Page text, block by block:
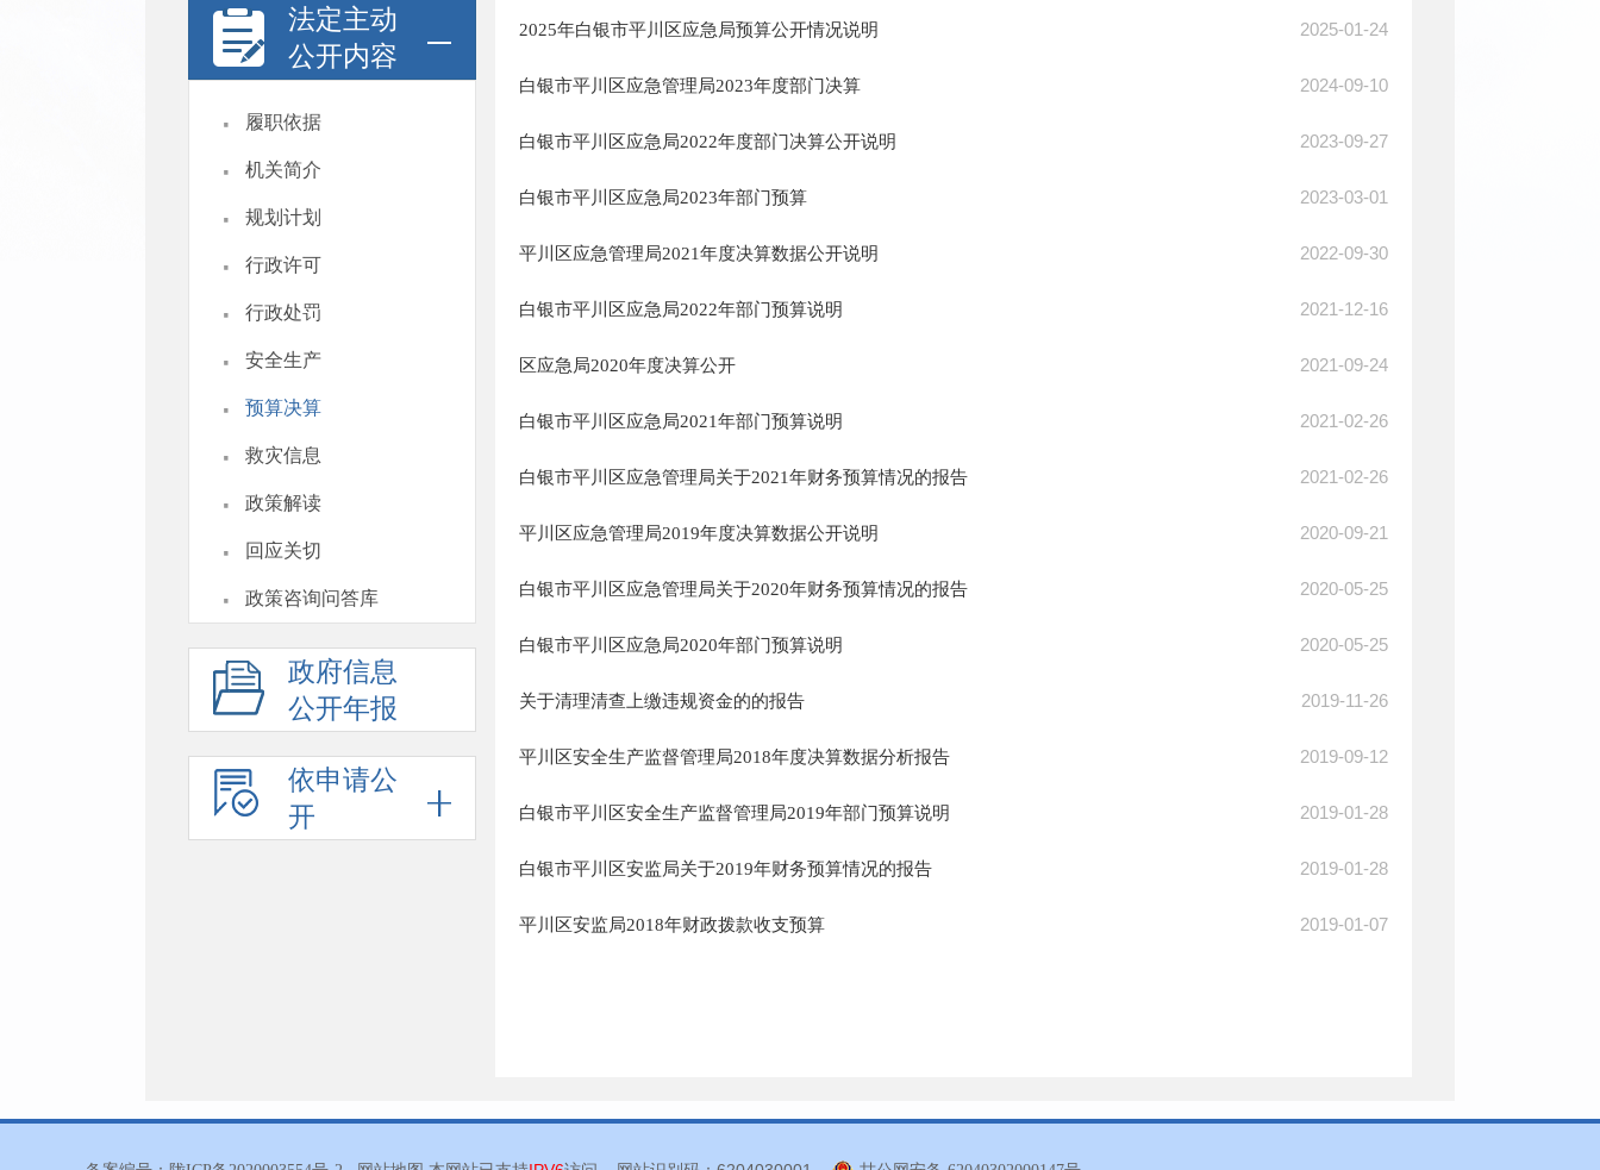
法定主动
公开内容
· 履职依据
· 机关简介
· 规划计划
· 行政许可
· 行政处罚
· 安全生产
· 预算决算
· 救灾信息
· 政策解读
· 回应关切
· 政策咨询问答库
政府信息
公开年报
依申请公
开
2025年白银市平川区应急局预算公开情况说明 2025-01-24
白银市平川区应急管理局2023年度部门决算 2024-09-10
白银市平川区应急局2022年度部门决算公开说明 2023-09-27
白银市平川区应急局2023年部门预算 2023-03-01
平川区应急管理局2021年度决算数据公开说明 2022-09-30
白银市平川区应急局2022年部门预算说明 2021-12-16
区应急局2020年度决算公开 2021-09-24
白银市平川区应急局2021年部门预算说明 2021-02-26
白银市平川区应急管理局关于2021年财务预算情况的报告 2021-02-26
平川区应急管理局2019年度决算数据公开说明 2020-09-21
白银市平川区应急管理局关于2020年财务预算情况的报告 2020-05-25
白银市平川区应急局2020年部门预算说明 2020-05-25
关于清理清查上缴违规资金的的报告 2019-11-26
平川区安全生产监督管理局2018年度决算数据分析报告 2019-09-12
白银市平川区安全生产监督管理局2019年部门预算说明 2019-01-28
白银市平川区安监局关于2019年财务预算情况的报告 2019-01-28
平川区安监局2018年财政拨款收支预算 2019-01-07